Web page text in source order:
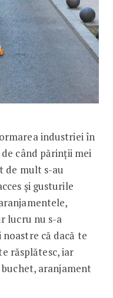
industriei în
când părinții mei
de mult s-au
și gusturile
lucru nu s-a
că dacă te
răsplătesc, iar
aranjament